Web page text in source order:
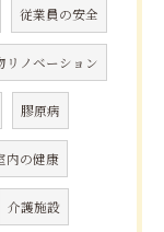
従業員の安全
リノベーション
膠原病
内の健康
介護施設